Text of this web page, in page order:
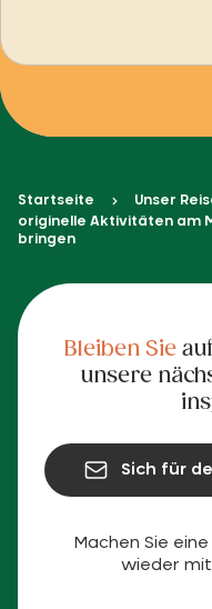
Startseite Unser
originelle Aktivitäten am
bringen
Machen Sie
wieder mit
Bleiben Sie
unsere
Sich für